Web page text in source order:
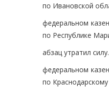
по Ивановской
федеральном
по Республике
абзац утратил
федеральном
по